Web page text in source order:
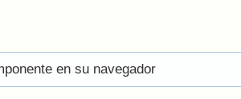
en su navegador